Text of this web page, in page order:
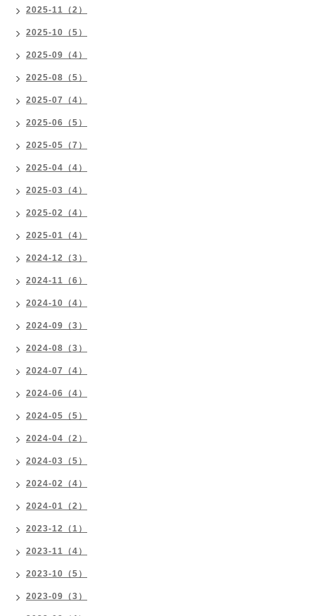
2025-11（2）
2025-10（5）
2025-09（4）
2025-08（5）
2025-07（4）
2025-06（5）
2025-05（7）
2025-04（4）
2025-03（4）
2025-02（4）
2025-01（4）
2024-12（3）
2024-11（6）
2024-10（4）
2024-09（3）
2024-08（3）
2024-07（4）
2024-06（4）
2024-05（5）
2024-04（2）
2024-03（5）
2024-02（4）
2024-01（2）
2023-12（1）
2023-11（4）
2023-10（5）
2023-09（3）